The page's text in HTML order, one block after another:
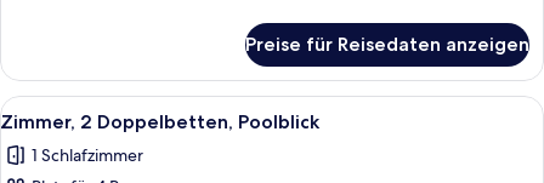
Poolblick
anzeigen
1 King-
Bett
und
Poolblick
Preise für Reisedaten anzeigen
Alle
Fotos
für
Ein Hotelzimmer mit zwei Betten,
9
Zimmer, 2 Doppelbetten, Poolblick
1 Schlafzimmer